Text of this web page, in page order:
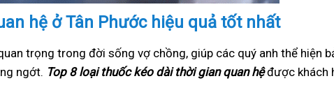
hệ ở Tân Phước hiệu quả tốt nhất
trọng trong đời sống vợ chồng, giúp các quý anh thể hiện
ngớt. Top 8 loại thuốc kéo dài thời gian quan hệđược khách